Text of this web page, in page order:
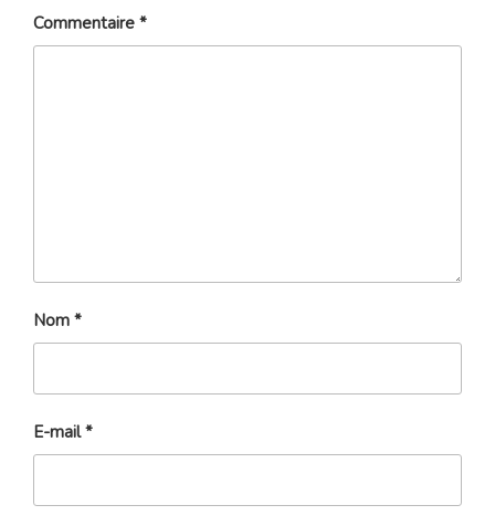
Commentaire *
Nom *
E-mail*